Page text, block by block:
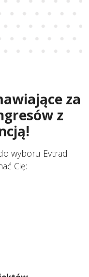
za
z
wyboru Evtrad
Cię: